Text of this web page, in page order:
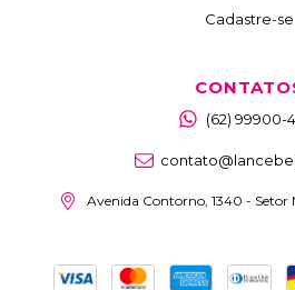
Cadastre-se
(62) 99900-
Avenida Contorno, 1340 - Setor